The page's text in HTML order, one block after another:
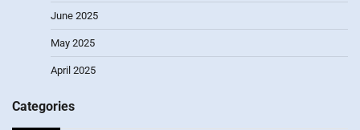
June 2025
May 2025
April 2025
Categories